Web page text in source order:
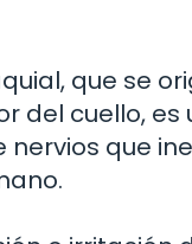
que se
del cuello, es
nervios que